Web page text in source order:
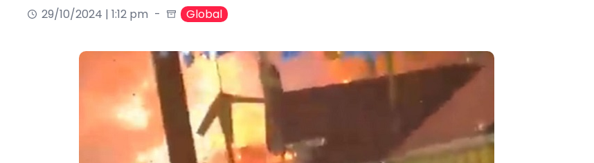
29/10/2024 | 1:12 pm
Global